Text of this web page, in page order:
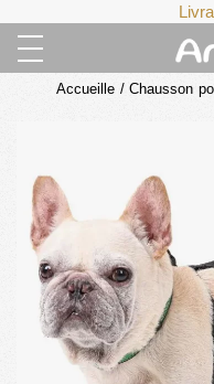
Accueille / Chausson